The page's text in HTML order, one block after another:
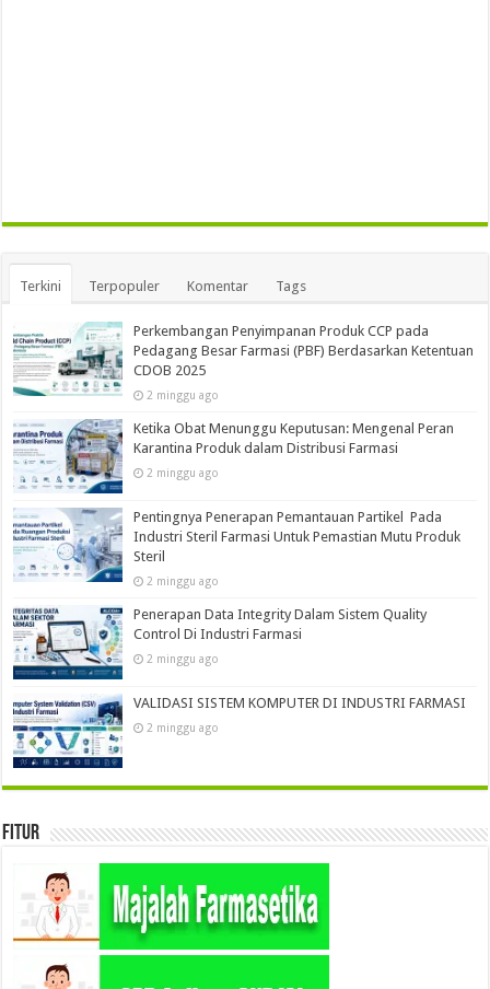
Terkini Terpopuler Komentar Tags
Perkembangan Penyimpanan Produk CCP pada
Pedagang Besar Farmasi (PBF) Berdasarkan Ketentuan
CDOB 2025
2 minggu ago
Ketika Obat Menunggu Keputusan: Mengenal Peran
Karantina Produk dalam Distribusi Farmasi
2 minggu ago
Pentingnya Penerapan Pemantauan Partikel Pada
Industri Steril Farmasi Untuk Pemastian Mutu Produk
Steril
2 minggu ago
Penerapan Data Integrity Dalam Sistem Quality
Control Di Industri Farmasi
2 minggu ago
VALIDASI SISTEM KOMPUTER DI INDUSTRI FARMASI
2 minggu ago
Fitur